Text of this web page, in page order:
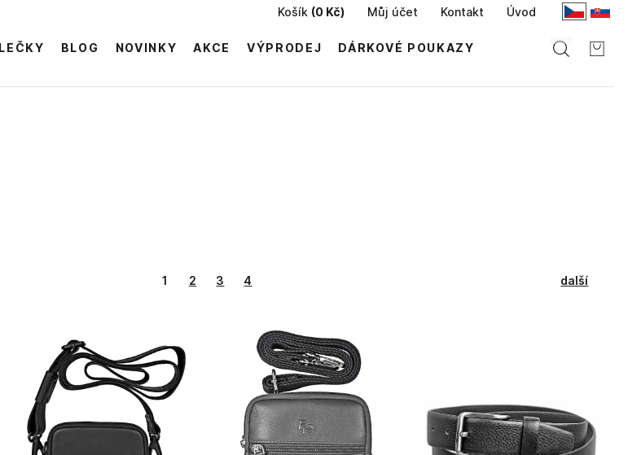
1 2 3 4 další
Úvod
Kontakt
Můj účet
Košík (0 Kč)
BLOG NOVINKY AKCE VÝPRODEJ DÁRKOVÉ POUKAZY